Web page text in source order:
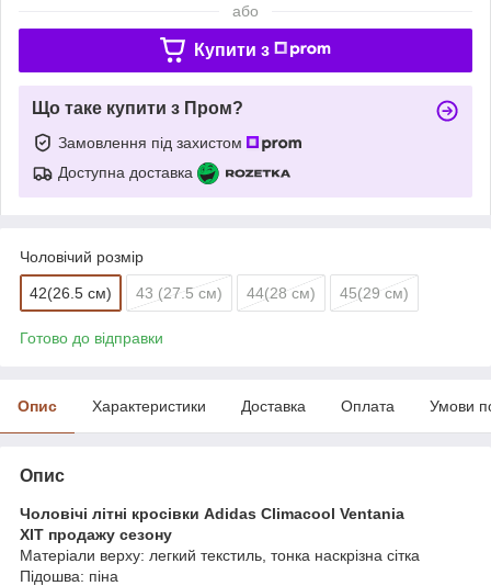
або
Купити з
Що таке купити з Пром?
Замовлення під захистом
Доступна доставка
Чоловічий розмір
42(26.5 см) 43 (27.5 см) 44(28 см) 45(29 см)
Готово до відправки
Опис Характеристики Доставка Оплата Умови
Опис
Чоловічі літні кросівки Adidas Climacool Ventania
ХІТ продажу сезону
Матеріали верху: легкий текстиль, тонка наскрізна сітка
Підошва: піна